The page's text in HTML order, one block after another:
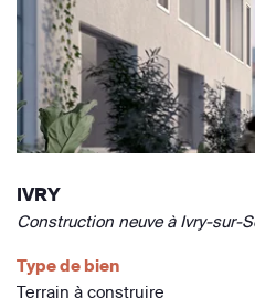
IVRY
Construction neuve à Ivry-sur-
Type de bien
Terrain à construire